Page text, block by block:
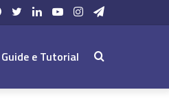
Telegram
Instagram
YouTube
LinkedIn
Twitter
Facebook
Guide e Tutorial Cerca: